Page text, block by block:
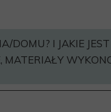
DOMU? I JAKIE JEST